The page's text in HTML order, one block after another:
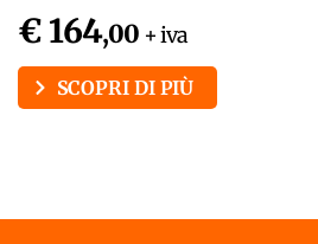
€ 164,00 + iva
SCOPRI DI PIÙ